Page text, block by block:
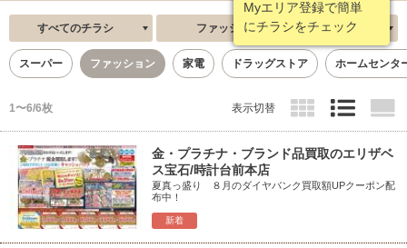
Myエリア登録で簡単
にチラシをチェック
すべてのチラシ ファッション 新着順
スーパー ファッション 家電 ドラッグストア ホームセンタ
1〜6/6枚 表示切替
新着
金・プラチナ・ブランド品買取のエリザベ
ス宝石/時計台前本店
夏真っ盛り ８月のダイヤバンク買取額UPクーポン配
布中！